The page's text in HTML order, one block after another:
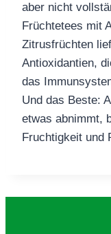
aber nicht
Früchtetees mit
Zitrusfrüchten
Antioxidantien,
das
Und das Beste:
etwas abnimmt,
Fruchtigkeit und